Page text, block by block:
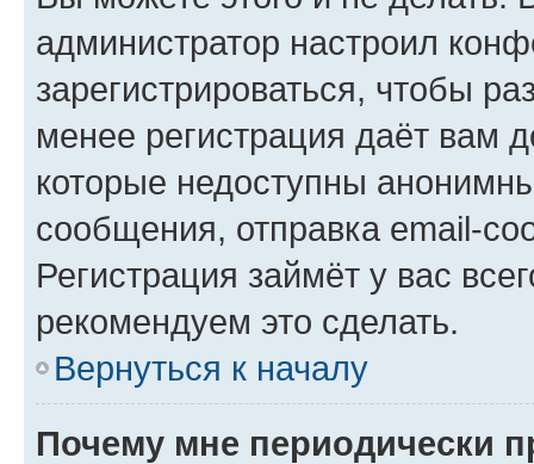
администратор настроил
зарегистрироваться, чтобы
менее регистрация даёт вам
которые недоступны
сообщения, отправка email-
Регистрация займёт у вас
рекомендуем это сделать.
Вернуться к началу
Почему мне периодически